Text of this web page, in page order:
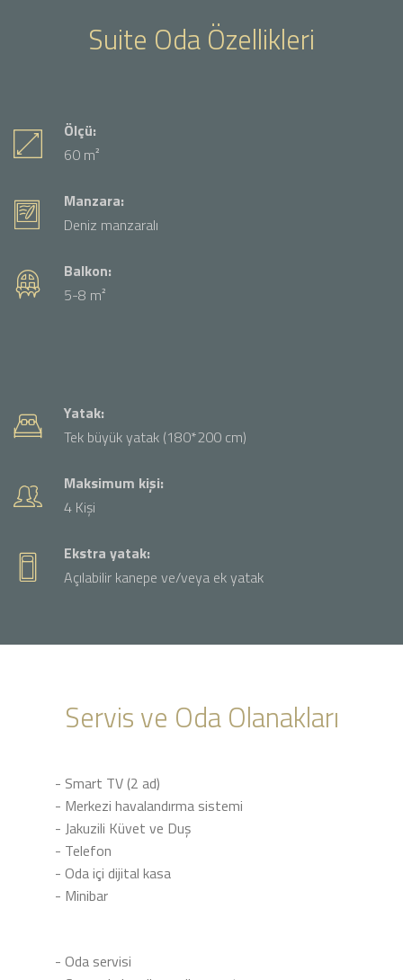
Suite Oda Özellikleri
Ölçü:
60 m²
Manzara:
Deniz manzaralı
Balkon:
5-8 m²
Yatak:
Tek büyük yatak (180*200 cm)
Maksimum kişi:
4 Kişi
Ekstra yatak:
Açılabilir kanepe ve/veya ek yatak
Servis ve Oda Olanakları
- Smart TV (2 ad)
- Merkezi havalandırma sistemi
- Jakuzili Küvet ve Duş
- Telefon
- Oda içi dijital kasa
- Minibar
- Oda servisi